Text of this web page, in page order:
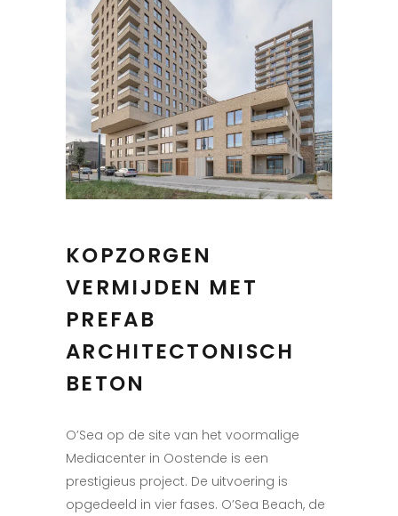
KOPZORGEN
VERMIJDEN MET
PREFAB
ARCHITECTONISCH
BETON
O’Sea op de site van het voormalige
Mediacenter in Oostende is een
prestigieus project. De uitvoering is
opgedeeld in vier fases. O’Sea Beach, de